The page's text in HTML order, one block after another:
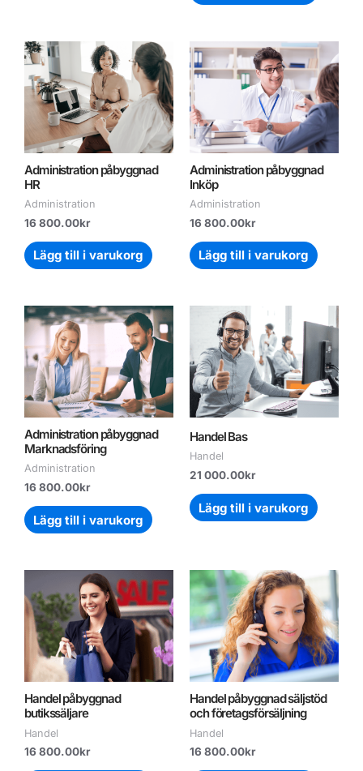
Administration påbyggnad
HR
Administration
16 800.00kr
Lägg till i varukorg
Administration påbyggnad
Inköp
Administration
16 800.00kr
Lägg till i varukorg
Administration påbyggnad
Marknadsföring
Administration
16 800.00kr
Lägg till i varukorg
Handel Bas
Handel
21 000.00kr
Lägg till i varukorg
Handel påbyggnad
butikssäljare
Handel
16 800.00kr
Handel påbyggnad säljstöd
och företagsförsäljning
Handel
16 800.00kr